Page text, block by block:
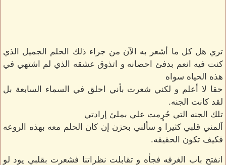
تري هل كل ما أشعر به الآن من جراء ذلك الحلم الجميل الذي
كنت فيه انعم بدفئ احضانه و اتذوق عشقه الذي لم اشتهي في
هذه الحياه سواه
حقا لا أعلم و لكني شعرت بأني احلق في السماء السابعة بل
لقد كانت الجنه.
تلك الجنه التي حُرٍمت علي بملئ إرادتي
آلمني قلبي كثيرا و سألني بحزن إن كان الحلم معه بهذه الروعه
فكيف تكون الحقيقه.
انفتح باب الغرفه فجأه و تقابلت نظراتنا فشعرت بقلبي يود لو